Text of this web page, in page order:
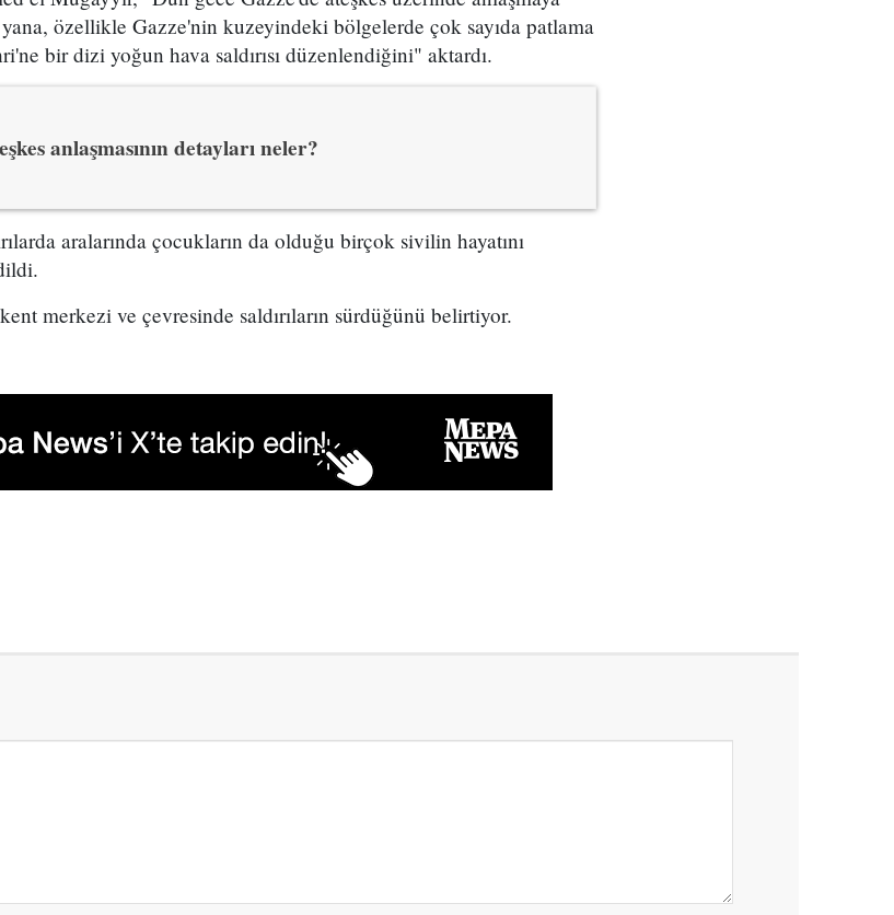
yana, özellikle Gazze'nin kuzeyindeki bölgelerde çok sayıda patlama
bir dizi yoğun hava saldırısı düzenlendiğini" aktardı.
anlaşmasının detayları neler?
aralarında çocukların da olduğu birçok sivilin hayatını
merkezi ve çevresinde saldırıların sürdüğünü belirtiyor.